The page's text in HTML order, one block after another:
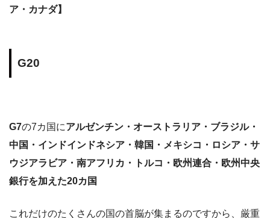
ア・カナダ】
G20
G7の7カ国にアルゼンチン・オーストラリア・ブラジル・
中国・インドインドネシア・韓国・メキシコ・ロシア・サ
ウジアラビア・南アフリカ・
トルコ・欧州連合・欧州中央
銀行を加えた20カ国
これだけのたくさんの国の首脳が集まるのですから、厳重